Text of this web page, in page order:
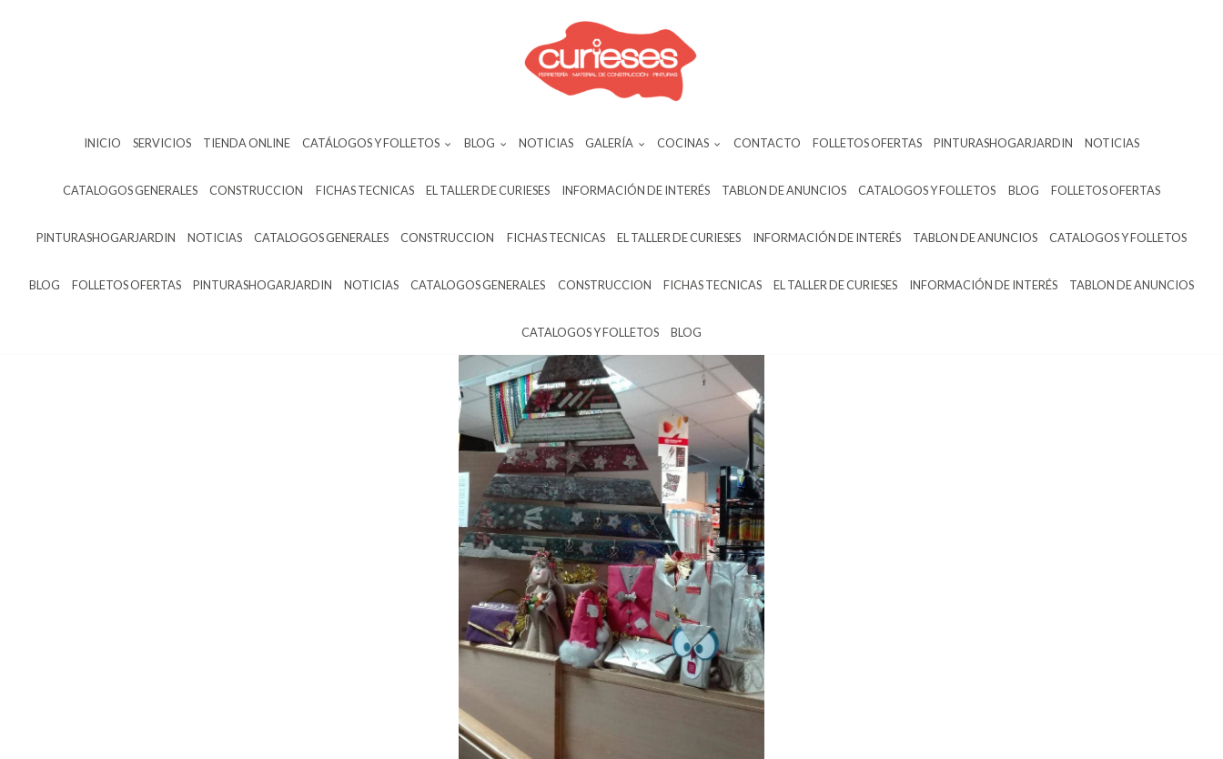
INICIO SERVICIOS TIENDA ONLINE CATÁLOGOS Y FOLLETOS BLOG NOTICIAS GALERÍA COCINAS CONTACTO FOLLETOS OFERTAS PINTURASHOGARJARDIN NOTICIAS
CATALOGOS GENERALES CONSTRUCCION FICHAS TECNICAS EL TALLER DE CURIESES INFORMACIÓN DE INTERÉS TABLON DE ANUNCIOS CATALOGOS Y FOLLETOS BLOG FOLLETOS OFERTAS
PINTURASHOGARJARDIN NOTICIAS CATALOGOS GENERALES CONSTRUCCION FICHAS TECNICAS EL TALLER DE CURIESES INFORMACIÓN DE INTERÉS TABLON DE ANUNCIOS CATALOGOS Y FOLLETOS
BLOG FOLLETOS OFERTAS PINTURASHOGARJARDIN NOTICIAS CATALOGOS GENERALES CONSTRUCCION FICHAS TECNICAS EL TALLER DE CURIESES INFORMACIÓN DE INTERÉS TABLON DE ANUNCIOS
CATALOGOS Y FOLLETOS BLOG